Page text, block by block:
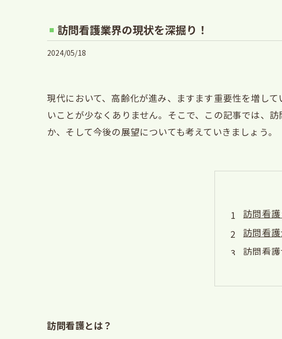
訪問看護業界の現状を深掘り！
2024/05/18
現代において、高齢化が進み、ますます重要性を増し
いことが少なくありません。そこで、この記事では、
か、そして今後の展望についても考えていきましょう。
訪問看護
訪問看
訪問看
訪問看
訪問看
訪問看護とは？